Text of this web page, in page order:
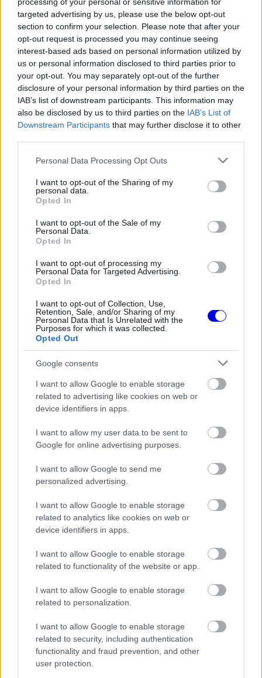
targeted advertising by us, please use the below opt-out
section to confirm your selection. Please note that after your
opt-out request is processed you may continue seeing
interest-based ads based on personal information utilized by
us or personal information disclosed to third parties prior to
your opt-out. You may separately opt-out of the further
disclosure of your personal information by third parties on the
IAB’s list of downstream participants. This information may
also be disclosed by us to third parties on the IAB’s List of
Downstream Participants that may further disclose it to other
Please note that this website/app uses one or more Google
not limited to your visit or usage behaviour. You may click to
grant or deny consent to Google and its third-party tags to
use your data for below specified purposes in below Google
consent section.
Personal Data Processing Opt Outs
I want to opt-out of the Sharing of my
personal data.
Opted In
I want to opt-out of the Sale of my
Personal Data.
Opted In
I want to opt-out of processing my
Personal Data for Targeted Advertising.
Opted In
I want to opt-out of Collection, Use,
Retention, Sale, and/or Sharing of my
Personal Data that Is Unrelated with the
Purposes for which it was collected.
Opted Out
Google consents
I want to allow Google to enable storage
related to advertising like cookies on web or
device identifiers in apps.
I want to allow my user data to be sent to
Google for online advertising purposes.
I want to allow Google to send me
personalized advertising.
I want to allow Google to enable storage
related to analytics like cookies on web or
device identifiers in apps.
I want to allow Google to enable storage
related to functionality of the website or app.
I want to allow Google to enable storage
related to personalization.
I want to allow Google to enable storage
related to security, including authentication
functionality and fraud prevention, and other
user protection.
Verstappen útjába a jövőben
FORMA-1
Reagált az Audi a Sainz és Piastri
leigazolásáról szóló hírekre
Towriss a rövid, közép- és hosszú távú célokról
mérföldköveket a vártnál gyorsabban érték el.
„Ha a rövid, közép- és hosszú távú feladatokról
beszélünk, úgy érzem, jó irányba haladunk. Sőt, a
rövid távú célokat valamelyest a tervezettnél
hamarabb teljesítjük. Most az a fontos, hogy ne
veszítsük el a lendületet, és több éven át tartsuk
az irányt” – mondta Towriss.
Szerinte a Forma–1-ben minden egyszerre történik,
amikor valaki gyakorlatilag a nulláról indul.
„Infrastruktúrát kell építeni, csapatot formálni,